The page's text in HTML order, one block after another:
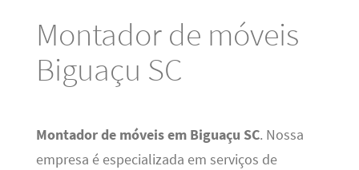
Montador de móveis
Biguaçu SC
Montador de móveis em Biguaçu SC. Nossa
empresa é especializada em serviços de